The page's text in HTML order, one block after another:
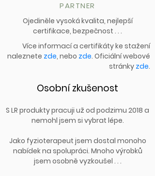
PARTNER
Ojediněle vysoká kvalita, nejlepší
certifikace, bezpečnost . . .
Více informací a certifikáty ke stažení
naleznete zde, nebo zde. Oficiální webové
stránky zde.
Osobní zkušenost
S LR produkty pracuji už od podzimu 2018 a
nemohl jsem si vybrat lépe.
Jako fyzioterapeut jsem dostal monoho
nabídek na spolupráci. Mnoho výrobků
jsem osobně vyzkoušel . . .